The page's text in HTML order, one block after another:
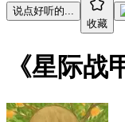
说点好听的...
收藏
《星际